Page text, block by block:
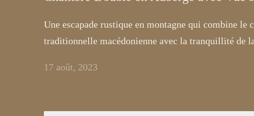
Une escapade rustique en montagne qui combine le
traditionnelle macédonienne avec la tranquillité de
17 août, 2023